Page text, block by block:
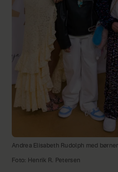
Andrea Elisabeth Rudolph med
Foto: Henrik R. Petersen